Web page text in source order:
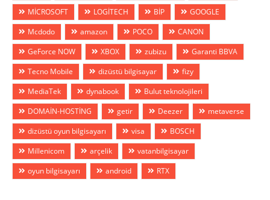
MİCROSOFT
LOGİTECH BİP
GOOGLE
Mcdodo
amazon POCO
CANON
GeForce NOW
XBOX zubizu
Garanti BBVA
Tecno Mobile
dizüstü bilgisayar
fizy
MediaTek
dynabook
Bulut teknolojileri
DOMAİN-HOSTİNG
getir Deezer
metaverse
dizüstü oyun bilgisayarı
visa
BOSCH
Millenicom
arçelik
vatanbilgisayar
oyun bilgisayarı
android RTX